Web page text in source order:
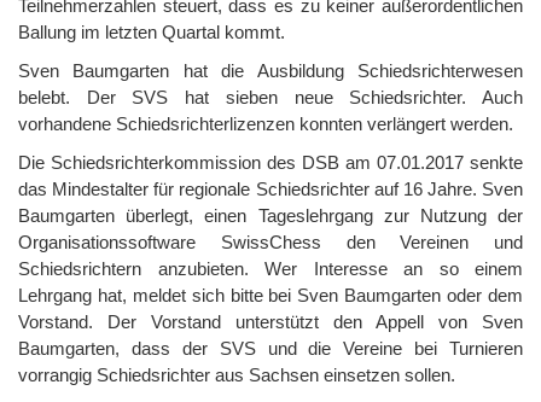
Teilnehmerzahlen steuert, dass es zu keiner außerordentlichen
Ballung im letzten Quartal kommt.
Sven Baumgarten hat die Ausbildung Schiedsrichterwesen
belebt. Der SVS hat sieben neue Schiedsrichter. Auch
vorhandene Schiedsrichterlizenzen konnten verlängert werden.
Die Schiedsrichterkommission des DSB am 07.01.2017 senkte
das Mindestalter für regionale Schiedsrichter auf 16 Jahre. Sven
Baumgarten überlegt, einen Tageslehrgang zur Nutzung der
Organisationssoftware SwissChess den Vereinen und
Schiedsrichtern anzubieten. Wer Interesse an so einem
Lehrgang hat, meldet sich bitte bei Sven Baumgarten oder dem
Vorstand. Der Vorstand unterstützt den Appell von Sven
Baumgarten, dass der SVS und die Vereine bei Turnieren
vorrangig Schiedsrichter aus Sachsen einsetzen sollen.